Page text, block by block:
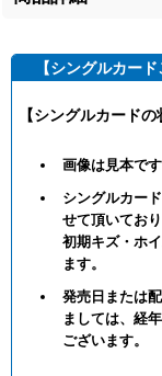
【シングルカー
【シングルカードの
画像は見本です
シングルカー
せて頂いており
初期キズ・ホ
ます。
発売日または
ましては、経
ございます。